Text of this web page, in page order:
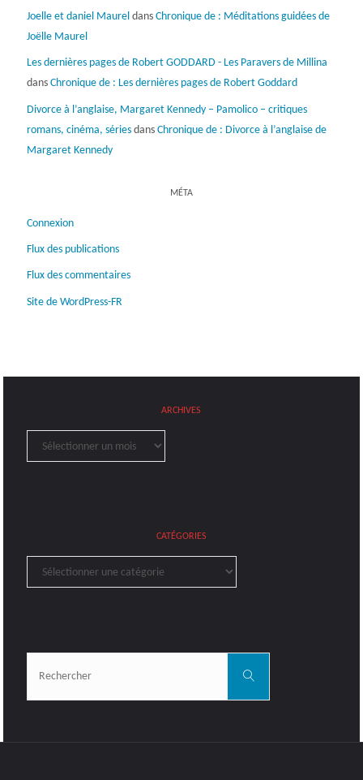
Joelle et daniel Maureldans Chronique de : Méditations guidées de
Joëlle Maurel
Les dernières pages de Robert GODDARD - Les Paravers de Millina
dans Chronique de : Les dernières pages de Robert Goddard
Divorce à l’anglaise, Margaret Kennedy – Pamolico – critiques
romans, cinéma, sériesdans Chronique de : Divorce à l’anglaise de
Margaret Kennedy
MÉTA
Connexion
Flux des publications
Flux des commentaires
Site de WordPress-FR
ARCHIVES
Archives
CATÉGORIES
Catégories
Rechercher